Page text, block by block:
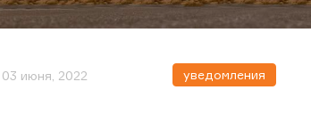
03 июня, 2022 уведомления